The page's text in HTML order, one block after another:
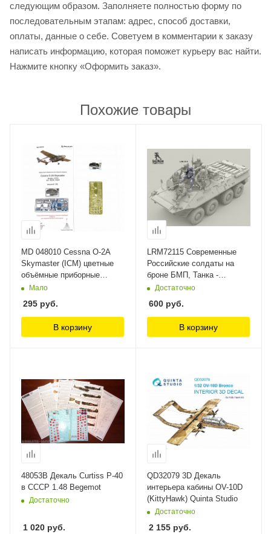
следующим образом. Заполняете полностью форму по
последовательным этапам: адрес, способ доставки,
оплаты, данные о себе. Советуем в комментарии к заказу
написать информацию, которая поможет курьеру вас найти.
Нажмите кнопку «Оформить заказ».
Похожие товары
MD 048010 Cessna O-2A
Skymaster (ICM) цветные
объёмные приборные
Микродизайн
Мало
295 руб.
В корзину
LRM72115 Современные
Российские солдаты на
броне БМП, Танка -
командир Live Resin
Достаточно
600 руб.
В корзину
48053B Декаль Curtiss P-40
в СССР 1.48 Begemot
Достаточно
1 020 руб.
QD32079 3D Декаль
интерьера кабины OV-10D
(KittyHawk) Quinta Studio
Достаточно
2 155 руб.